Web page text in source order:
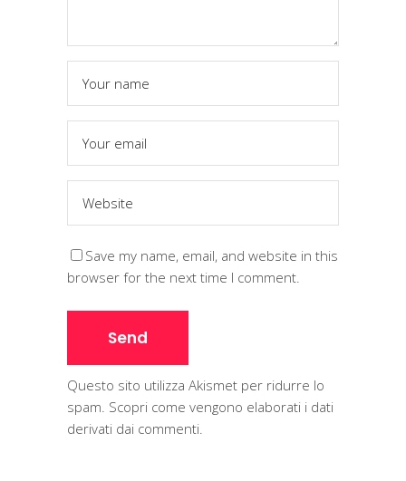
Save my name, email, and website in this
browser for the next time I comment.
Questo sito utilizza Akismet per ridurre lo
spam. Scopri come vengono elaborati i dati
derivati dai commenti.